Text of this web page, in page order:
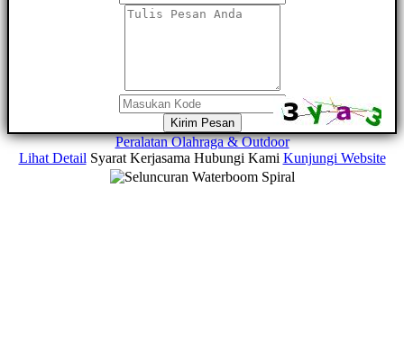
Kirim Pesan
Peralatan Olahraga & Outdoor
Lihat Detail Syarat Kerjasama Hubungi Kami Kunjungi Website